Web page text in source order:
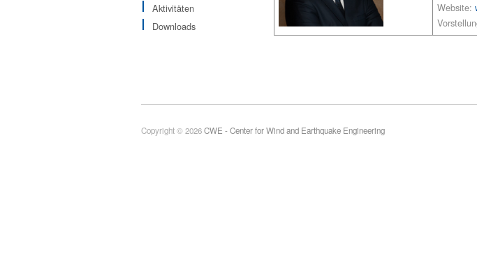
Aktivitäten
Downloads
Website:
Copyright © 2026CWE - Center for Wind and Earthquake Engineering